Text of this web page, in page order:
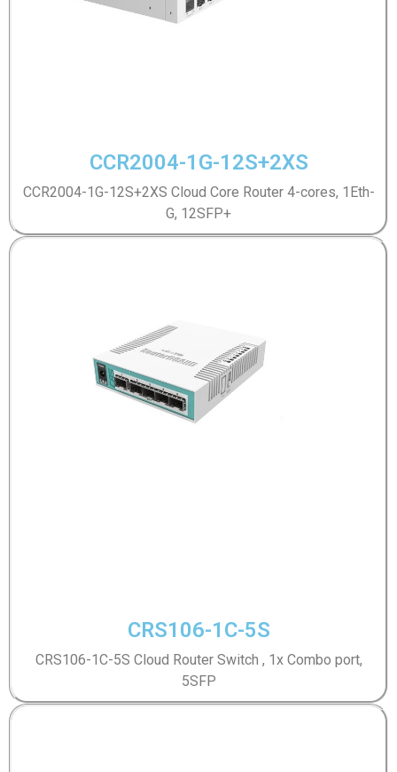
CCR2004-1G-12S+2XS
CCR2004-1G-12S+2XS Cloud Core Router 4-cores, 1Eth-
G, 12SFP+
CRS106-1C-5S
CRS106-1C-5S Cloud Router Switch , 1x Combo port,
5SFP